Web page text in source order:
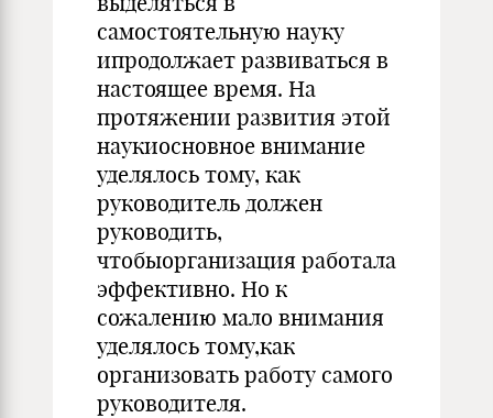
самостоятельную науку
ипродолжает развиваться в
настоящее время. На
протяжении развития этой
наукиосновное внимание
уделялось тому, как
руководитель должен
руководить,
чтобыорганизация работала
эффективно. Но к
сожалению мало внимания
уделялось тому,как
организовать работу самого
руководителя.